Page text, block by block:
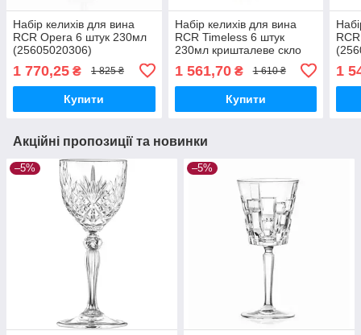
Набір келихів для вина
RCR Opera 6 штук 230мл
(25605020306)
1 770,25 ₴ 1 825 ₴
Купити
Набір келихів для вина
RCR Timeless 6 штук
230мл кришталеве скло
1 561,70₴ 1 610 ₴
Купити
1
Акційні пропозиції та новинки
–5% –5%